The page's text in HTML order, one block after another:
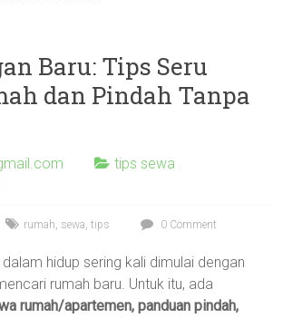
Baru: Tips Seru
dan Pindah Tanpa
tips sewa
rumah, sewa,tips 0 Comment
hidup sering kali dimulai dengan
rumah baru. Untuk itu, ada
rumah/apartemen, panduan pindah,